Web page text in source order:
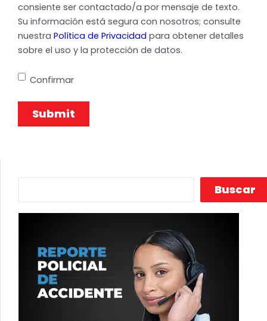
consiente ser contactado/a por mensaje de texto.
Su información está segura con nosotros; consulte
nuestra Política de Privacidad
sobre el uso y la protección de datos.
Confirmar
Buscar